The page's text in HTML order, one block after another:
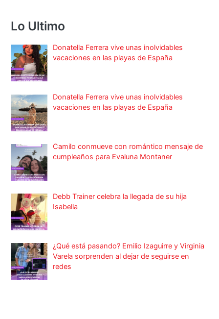
Lo Ultimo
Donatella Ferrera vive unas inolvidables
vacaciones en las playas de España
Donatella Ferrera vive unas inolvidables
vacaciones en las playas de España
Camilo conmueve con romántico mensaje de
cumpleaños para Evaluna Montaner
Debb Trainer celebra la llegada de su hija
Isabella
¿Qué está pasando? Emilio Izaguirre y Virginia
Varela sorprenden al dejar de seguirse en
redes